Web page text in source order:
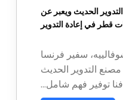
الحديث ويعبر عن
قطر في إعادة التدوير
سفير فرنسا
التدوير الحديث